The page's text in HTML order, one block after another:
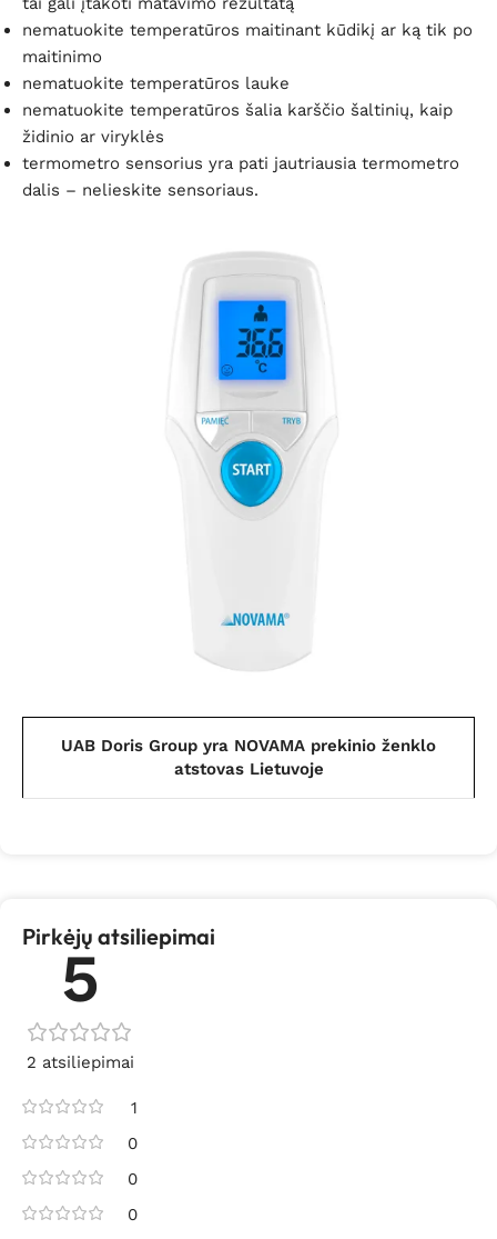
nematuokite temperatūros maitinant kūdikį ar ką tik po
maitinimo
nematuokite temperatūros lauke
nematuokite temperatūros šalia karščio šaltinių, kaip
židinio ar viryklės
termometro sensorius yra pati jautriausia termometro
dalis – nelieskite sensoriaus.
UAB Doris Group yra NOVAMA prekinio ženklo
atstovas Lietuvoje
Pirkėjų atsiliepimai
5
2 atsiliepimai
1
0
0
0